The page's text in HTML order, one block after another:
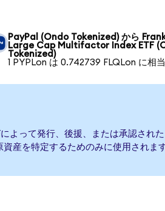
PayPal (Ondo Tokenized) から
Large Cap Multifactor Index ETF
Tokenized)
1 PYPLon は 0.742739 FLQLon に相当
よって発行、後援、または承認され
産を特定するためのみに使用されます